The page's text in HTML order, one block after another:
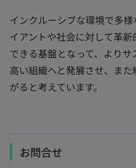
インクルーシブな環境で多
イアントや社会に対して革
できる基盤となって、より
高い組織へと発展させ、ま
がると考えています。
お問合せ